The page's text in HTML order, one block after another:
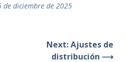
de diciembre de 2025
Next: Ajustes de
distribución ⟶